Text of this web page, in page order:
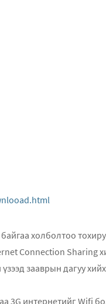
тохируулж өгөх хэрэгтэй
Sharing хийж байсан
зааврын дагуу
3G интернетийг Wifi